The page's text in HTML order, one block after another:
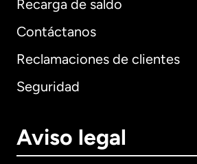
Recarga de saldo
Contáctanos
Reclamaciones de clientes
Seguridad
Aviso legal